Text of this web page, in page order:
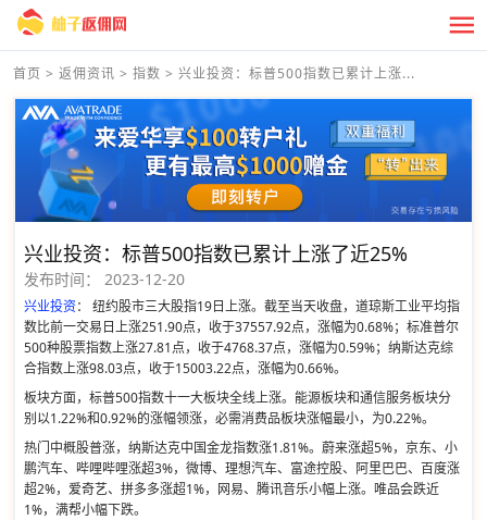
首页 > 返佣资讯 > 指数 > 兴业投资：标普500指数已累计上涨...
兴业投资：标普500指数已累计上涨了近25%
发布时间： 2023-12-20
兴业投资： 纽约股市三大股指19日上涨。截至当天收盘，道琼斯工业平均指
数比前一交易日上涨251.90点，收于37557.92点，涨幅为0.68%；标准普尔
500种股票指数上涨27.81点，收于4768.37点，涨幅为0.59%；纳斯达克综
合指数上涨98.03点，收于15003.22点，涨幅为0.66%。
板块方面，标普500指数十一大板块全线上涨。能源板块和通信服务板块分
别以1.22%和0.92%的涨幅领涨，必需消费品板块涨幅最小，为0.22%。
热门中概股普涨，纳斯达克中国金龙指数涨1.81%。蔚来涨超5%，京东、小
鹏汽车、哔哩哔哩涨超3%，微博、理想汽车、富途控股、阿里巴巴、百度涨
超2%，爱奇艺、拼多多涨超1%，网易、腾讯音乐小幅上涨。唯品会跌近
1%，满帮小幅下跌。